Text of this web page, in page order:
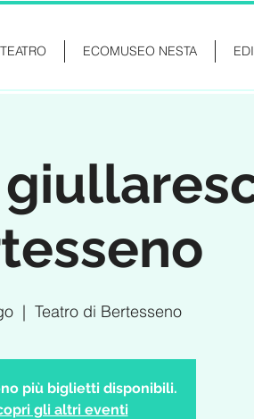
TEATRO ECOMUSEO NESTA
  |
Teatro di Bertesseno
più biglietti disponibili.
gli altri eventi